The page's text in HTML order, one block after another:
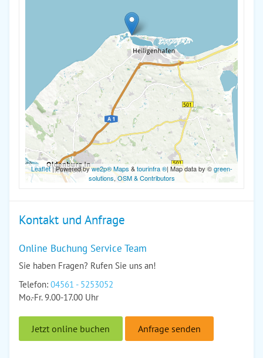
Leaflet| Powered bywe2p® Maps &tourinfra ®| Map data by ©green-
solutions,OSM & Contributors
Kontakt und Anfrage
Online Buchung Service Team
Sie haben Fragen? Rufen Sie uns an!
Telefon: 04561 - 5253052
Mo.-Fr. 9.00-17.00 Uhr
Jetzt online buchen Anfrage senden